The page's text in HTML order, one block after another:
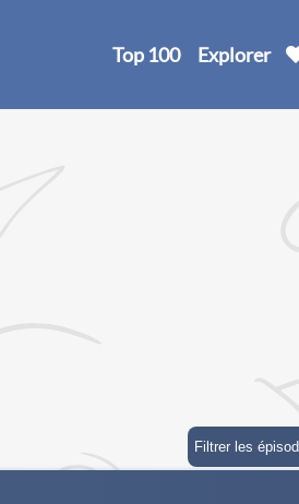
Top 100 Explorer